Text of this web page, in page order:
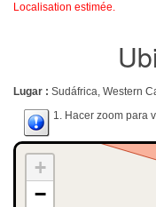
Localisation estimée.
Lugar : Sudáfrica, Western
1. Hacer zoom para
+
−